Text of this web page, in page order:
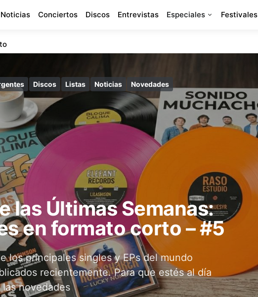
Noticias Conciertos Discos Entrevistas Especiales Festivales
Discos Listas Noticias Novedades
las Últimas Semanas:
en formato corto – #5
los principales singles y EPs del mundo
recientemente. Para que estés al día
novedades